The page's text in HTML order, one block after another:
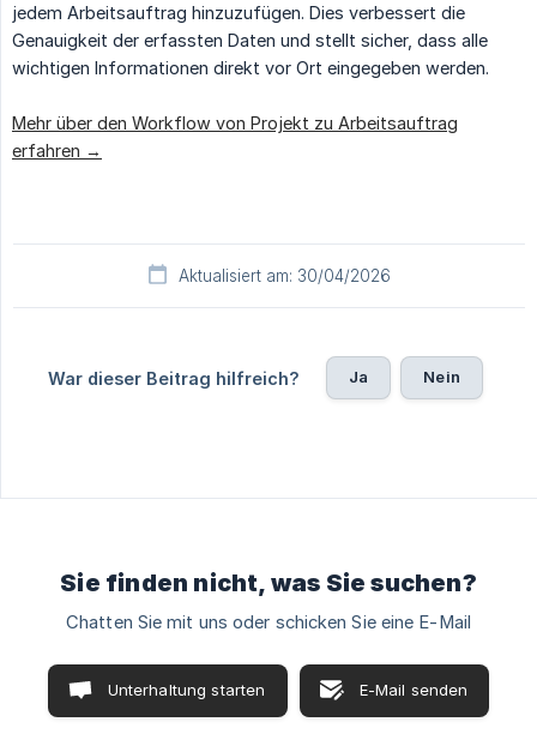
jedem Arbeitsauftrag hinzuzufügen. Dies verbessert die
Genauigkeit der erfassten Daten und stellt sicher, dass alle
wichtigen Informationen direkt vor Ort eingegeben werden.
Mehr über den Workflow von Projekt zu Arbeitsauftrag
erfahren →
Aktualisiert am: 30/04/2026
War dieser Beitrag hilfreich? Ja Nein
Sie finden nicht, was Sie suchen?
Chatten Sie mit uns oder schicken Sie eine E-Mail
Unterhaltung starten E-Mail senden